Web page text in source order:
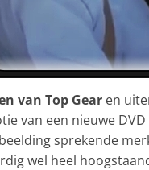
van Top Gear en
van een nieuwe DVD
sprekende
wel heel